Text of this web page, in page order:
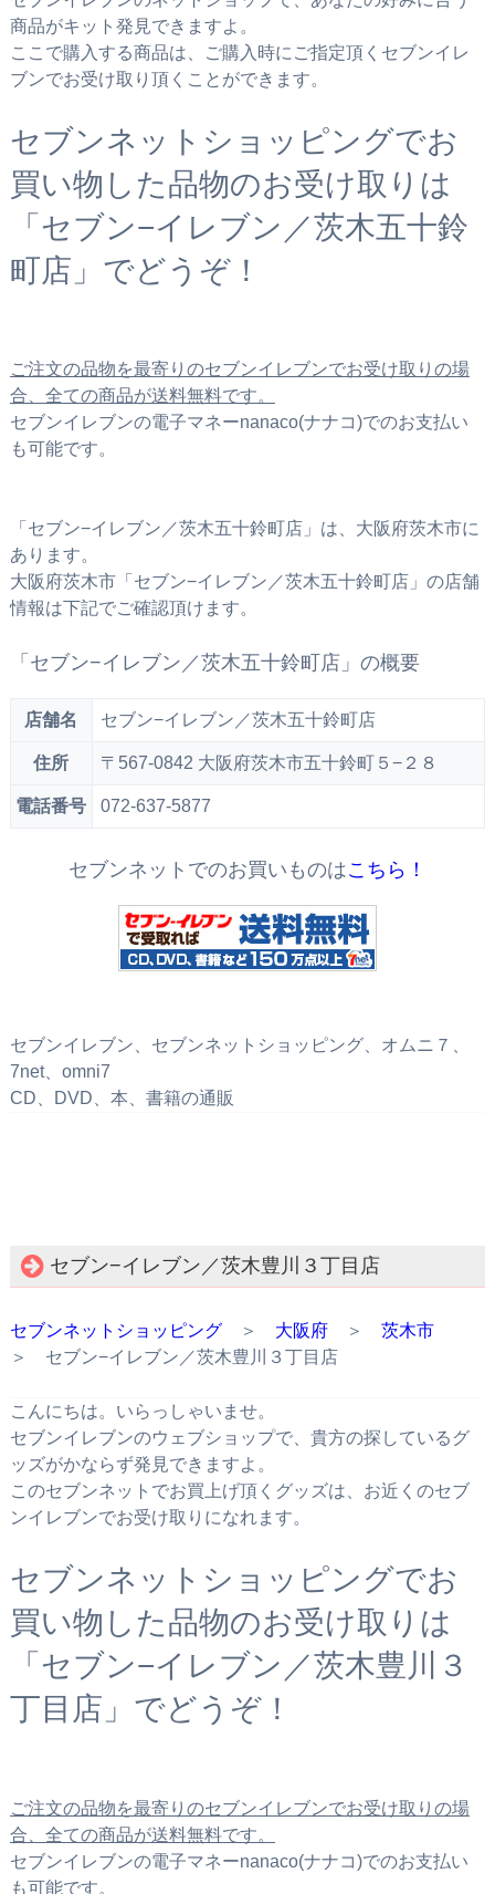
商品がキット発見できますよ。
ここで購入する商品は、ご購入時にご指定頂くセブンイレ
ブンでお受け取り頂くことができます。
セブンネットショッピングでお
買い物した品物のお受け取りは
「セブン−イレブン／茨木五十鈴
町店」でどうぞ！
ご注文の品物を最寄りのセブンイレブンでお受け取りの場
合、全ての商品が送料無料です。
セブンイレブンの電子マネーnanaco(ナナコ)でのお支払い
も可能です。
「セブン−イレブン／茨木五十鈴町店」は、大阪府茨木市に
あります。
大阪府茨木市「セブン−イレブン／茨木五十鈴町店」の店舗
情報は下記でご確認頂けます。
「セブン−イレブン／茨木五十鈴町店」の概要
店舗名 セブン−イレブン／茨木五十鈴町店
住所 〒567-0842 大阪府茨木市五十鈴町５−２８
電話番号 072-637-5877
セブンネットでのお買いものはこちら！
セブンイレブン、セブンネットショッピング、オムニ７、
7net、omni7
CD、DVD、本、書籍の通販
セブン−イレブン／茨木豊川３丁目店
セブンネットショッピング＞ 大阪府＞ 茨木市
＞ セブン−イレブン／茨木豊川３丁目店
こんにちは。いらっしゃいませ。
セブンイレブンのウェブショップで、貴方の探しているグ
ッズがかならず発見できますよ。
このセブンネットでお買上げ頂くグッズは、お近くのセブ
ンイレブンでお受け取りになれます。
セブンネットショッピングでお
買い物した品物のお受け取りは
「セブン−イレブン／茨木豊川３
丁目店」でどうぞ！
ご注文の品物を最寄りのセブンイレブンでお受け取りの場
合、全ての商品が送料無料です。
セブンイレブンの電子マネーnanaco(ナナコ)でのお支払い
も可能です。